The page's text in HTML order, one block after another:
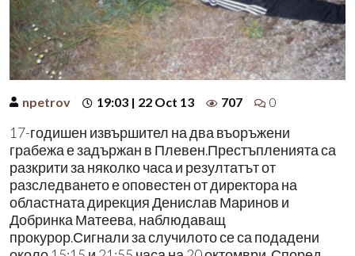
npetrov 19:03 | 22 Oct 13 707 0
17-годишен извършител на два въоръжени
грабежа е задържан в Плевен.Престъпленията са
разкрити за няколко часа и резултатът от
разследването е оповестен от директора на
областната дирекция Денислав Маринов и
Добринка Матеева, наблюдаващ
прокурор.Сигнали за случилото се са подадени